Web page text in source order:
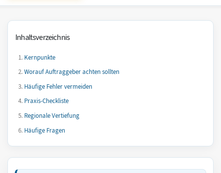
Inhaltsverzeichnis
Kernpunkte
Worauf Auftraggeber achten sollten
Häufige Fehler vermeiden
Praxis-Checkliste
Regionale Vertiefung
Häufige Fragen